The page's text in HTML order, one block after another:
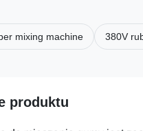
mixing machine 380V
produktu